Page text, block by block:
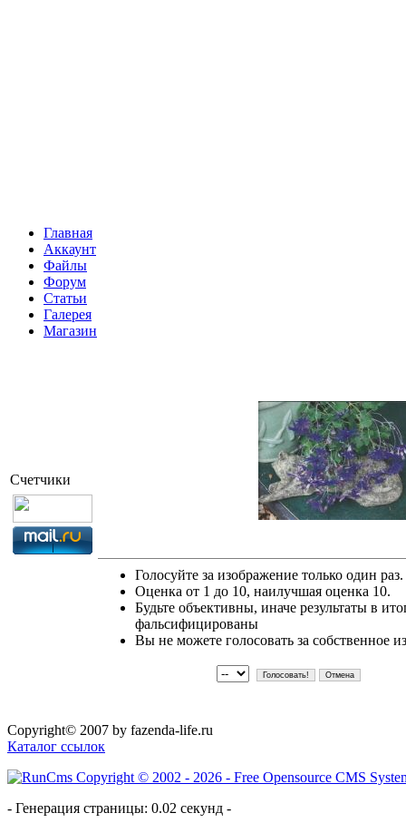
Главная
Аккаунт
Файлы
Форум
Статьи
Галерея
Магазин
Счетчики
Голосуйте за изображение только один раз.
Оценка от 1 до 10, наилучшая оценка 10.
Будьте объективны, иначе результаты в
фальсифицированы
Вы не можете голосовать за собственное
Copyright© 2007 by fazenda-life.ru
Каталог ссылок
- Генерация страницы: 0.02 секунд -